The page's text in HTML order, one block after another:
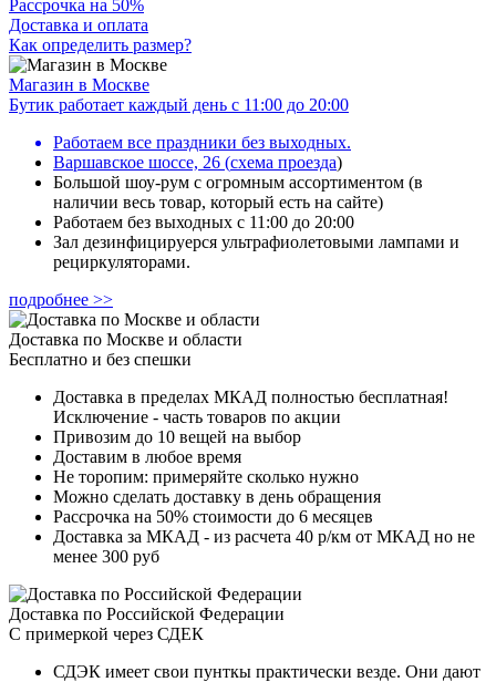
Рассрочка на 50%
Доставка и оплата
Как определить размер?
Магазин в Москве
Бутик работает каждый день с 11:00 до 20:00
Работаем все праздники без выходных.
Варшавское шоссе, 26 (схема проезда)
Большой шоу-рум с огромным ассортиментом (в
наличии весь товар, который есть на сайте)
Работаем без выходных с 11:00 до 20:00
Зал дезинфицируерся ультрафиолетовыми лампами и
рециркуляторами.
подробнее >>
Доставка по Москве и области
Бесплатно и без спешки
Доставка в пределах МКАД полностью бесплатная!
Исключение - часть товаров по акции
Привозим до 10 вещей на выбор
Доставим в любое время
Не торопим: примеряйте сколько нужно
Можно сделать доставку в день обращения
Рассрочка на 50% стоимости до 6 месяцев
Доставка за МКАД - из расчета 40 р/км от МКАД но не
менее 300 руб
Доставка по Российской Федерации
С примеркой через СДЕК
СДЭК имеет свои пунткы практически везде. Они дают